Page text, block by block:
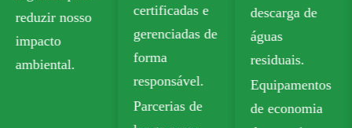
certificadas e
gerenciadas de
forma
descarga de
águas
residuais.
Equipamentos
de economia
contato com
alimentos.
Nossas opções
recicláveis
incluem a